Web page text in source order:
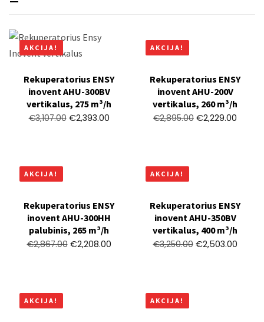
AKCIJA!
Rekuperatorius ENSY
inovent AHU-300BV
vertikalus, 275 m³/h
€3,107.00 €2,393.00
AKCIJA!
Rekuperatorius ENSY
inovent AHU-200V
vertikalus, 260 m³/h
€2,895.00 €2,229.00
AKCIJA!
Rekuperatorius ENSY
inovent AHU-300HH
palubinis, 265 m³/h
€2,867.00 €2,208.00
AKCIJA!
Rekuperatorius ENSY
inovent AHU-350BV
vertikalus, 400 m³/h
€3,250.00 €2,503.00
AKCIJA! AKCIJA!